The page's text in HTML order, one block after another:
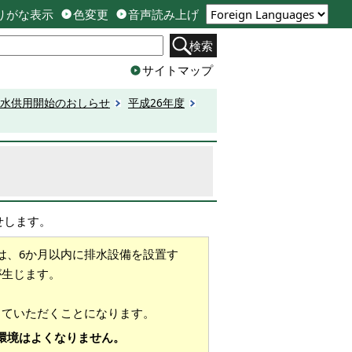
がな表示 色変更 音声読み上げ
検索
サイトマップ
供用開始のおしらせ
平成26年度
ます。
6か月以内に排水設備を設置す
じます。
いただくことになります。
はよくなりません。